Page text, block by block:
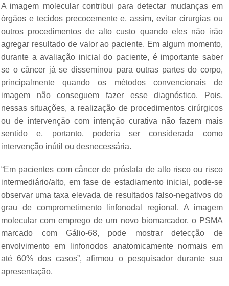
A imagem molecular contribui para detectar mudanças em
órgãos e tecidos precocemente e, assim, evitar cirurgias ou
outros procedimentos de alto custo quando eles não irão
agregar resultado de valor ao paciente. Em algum momento,
durante a avaliação inicial do paciente, é importante saber
se o câncer já se disseminou para outras partes do corpo,
principalmente quando os métodos convencionais de
imagem não conseguem fazer esse diagnóstico. Pois,
nessas situações, a realização de procedimentos cirúrgicos
ou de intervenção com intenção curativa não fazem mais
sentido e, portanto, poderia ser considerada como
intervenção inútil ou desnecessária.
“Em pacientes com câncer de próstata de alto risco ou risco
intermediário/alto, em fase de estadiamento inicial, pode-se
observar uma taxa elevada de resultados falso-negativos do
grau de comprometimento linfonodal regional. A imagem
molecular com emprego de um novo biomarcador, o PSMA
marcado com Gálio-68, pode mostrar detecção de
envolvimento em linfonodos anatomicamente normais em
até 60% dos casos”, afirmou o pesquisador durante sua
apresentação.